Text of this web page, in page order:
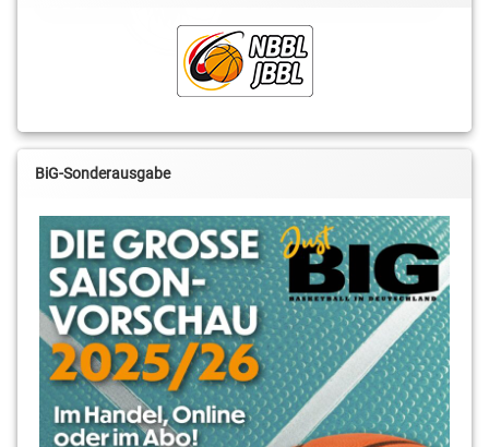
BiG-Sonderausgabe